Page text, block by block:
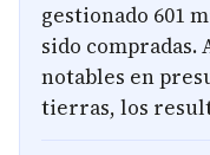
gestionado 601
sido compradas.
notables en
tierras, los